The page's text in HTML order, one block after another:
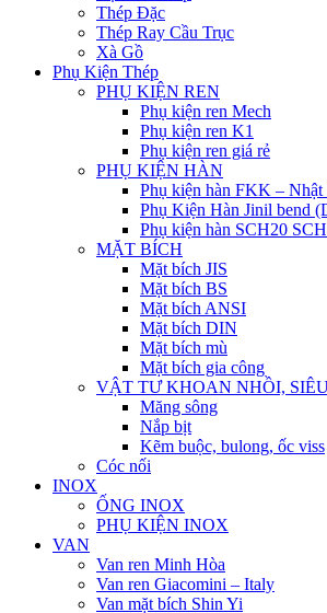
Thép Đặc
Thép Ray Cầu Trục
Xà Gồ
Phụ Kiện Thép
PHỤ KIỆN REN
Phụ kiện ren Mech
Phụ kiện ren K1
Phụ kiện ren giá rẻ
PHỤ KIỆN HÀN
Phụ kiện hàn FKK – Nhật
Phụ Kiện Hàn Jinil bend
Phụ kiện hàn SCH20
MẶT BÍCH
Mặt bích JIS
Mặt bích BS
Mặt bích ANSI
Mặt bích DIN
Mặt bích mù
Mặt bích gia công
VẬT TƯ KHOAN NHỒI,
Măng sông
Nắp bịt
Kẽm buộc, bulong, ốc viss
Cóc nối
INOX
ỐNG INOX
PHỤ KIỆN INOX
VAN
Van ren Minh Hòa
Van ren Giacomini – Italy
Van mặt bích Shin Yi